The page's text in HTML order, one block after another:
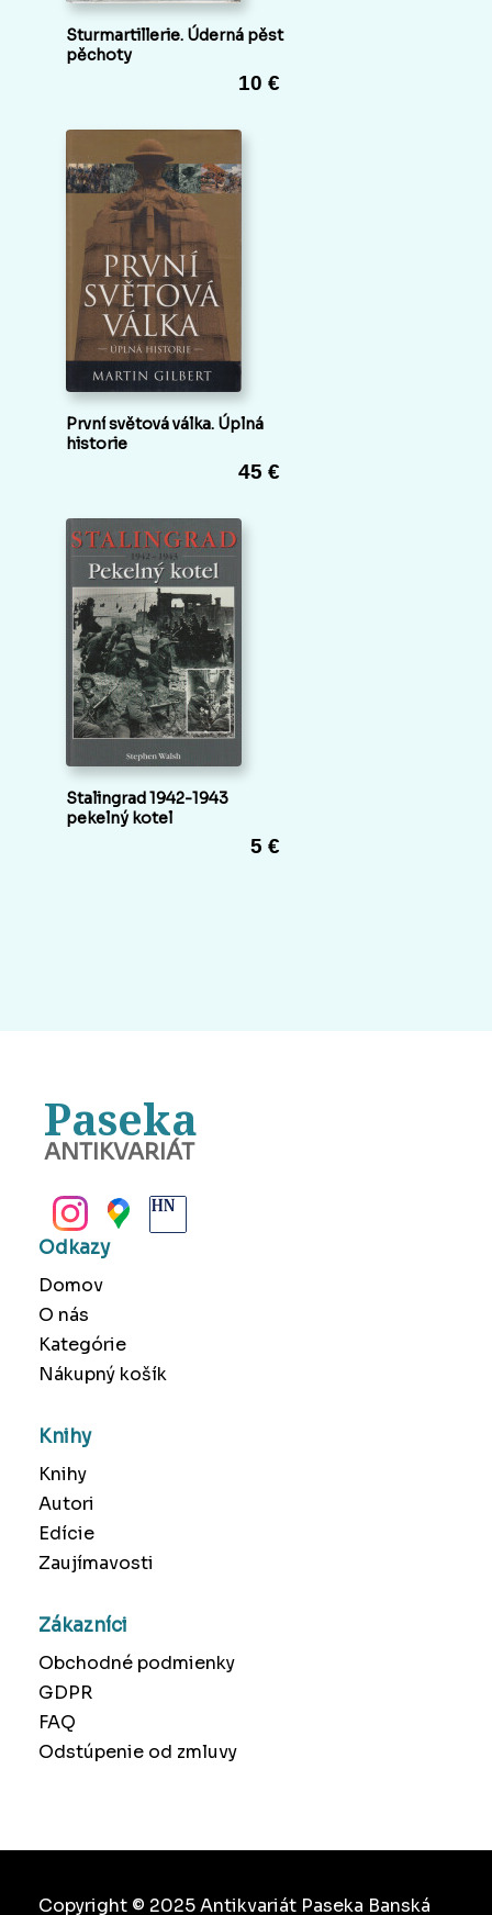
Sturmartillerie. Úderná pěst
pěchoty
10 €
První světová válka. Úplná
historie
45 €
Stalingrad 1942-1943
pekelný kotel
5 €
Paseka
ANTIKVARIÁT
Odkazy
Domov
O nás
Kategórie
Nákupný košík
Knihy
Knihy
Autori
Edície
Zaujímavosti
Zákazníci
Obchodné podmienky
GDPR
FAQ
Odstúpenie od zmluvy
Copyright © 2025 Antikvariát Paseka Banská